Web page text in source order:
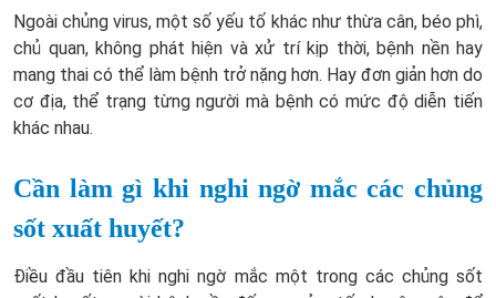
Ngoài chủng virus, một số yếu tố khác như thừa cân, béo phì,
chủ quan, không phát hiện và xử trí kịp thời, bệnh nền hay
mang thai có thể làm bệnh trở nặng hơn. Hay đơn giản hơn do
cơ địa, thể trạng từng người mà bệnh có mức độ diễn tiến
khác nhau.
Cần làm gì khi nghi ngờ mắc các chủng
sốt xuất huyết?
Điều đầu tiên khi nghi ngờ mắc một trong các chủng sốt